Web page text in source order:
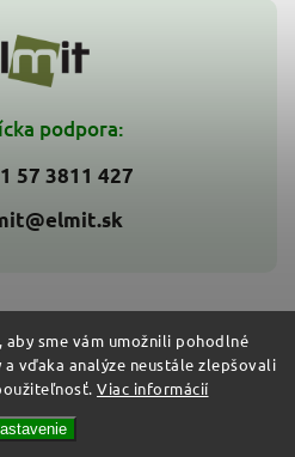
aby sme vám umožnili pohodlné
vďaka analýze neustále zlepšovali
Viac informácií
podpora:
57 3811 427
materiál, svietidlá.
vyhradené.
| Design